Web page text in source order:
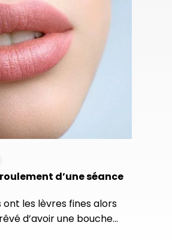
d’une séance
les lèvres fines alors
d’avoir une bouche…